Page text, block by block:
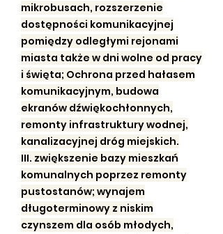
mikrobusach, rozszerzenie
dostępności komunikacyjnej
pomiędzy odległymi rejonami
miasta także w dni wolne od pracy
i święta; Ochrona przed hałasem
komunikacyjnym, budowa
ekranów dźwiękochłonnych,
remonty infrastruktury wodnej,
kanalizacyjnej dróg miejskich.
III. zwiększenie bazy mieszkań
komunalnych poprzez remonty
pustostanów; wynajem
długoterminowy z niskim
czynszem dla osób młodych,